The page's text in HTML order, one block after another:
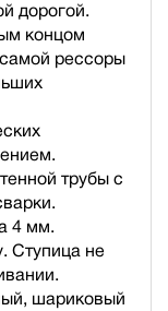
дорогой.
концом
рессоры
трубы с
4 мм.
Ступица не
шариковый